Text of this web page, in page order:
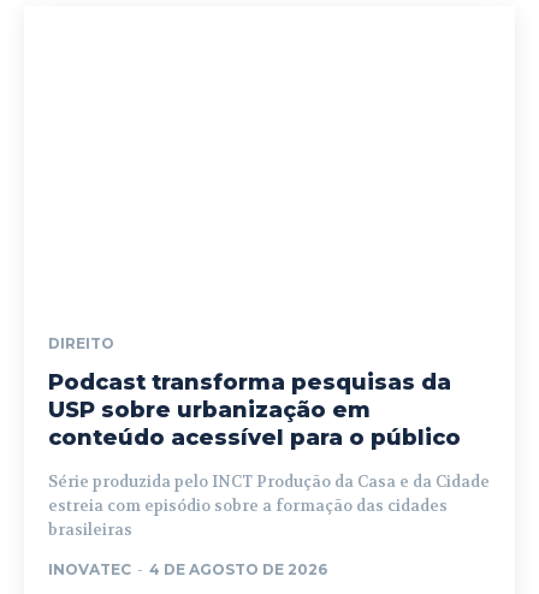
DIREITO
Podcast transforma pesquisas da
USP sobre urbanização em
conteúdo acessível para o público
Série produzida pelo INCT Produção da Casa e da Cidade
estreia com episódio sobre a formação das cidades
brasileiras
INOVATEC - 4 DE AGOSTO DE 2026